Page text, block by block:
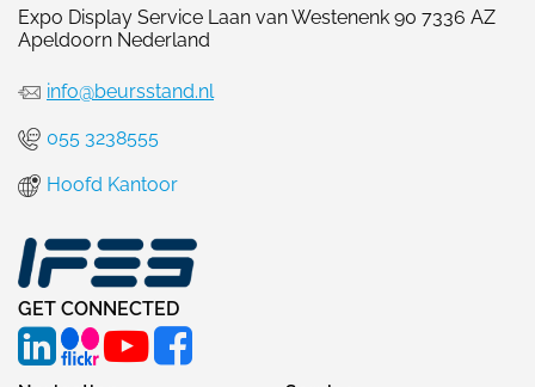
Expo Display Service Laan van Westenenk 90 7336 AZ
Apeldoorn Nederland
info@beursstand.nl
055 3238555
Hoofd Kantoor
GET CONNECTED